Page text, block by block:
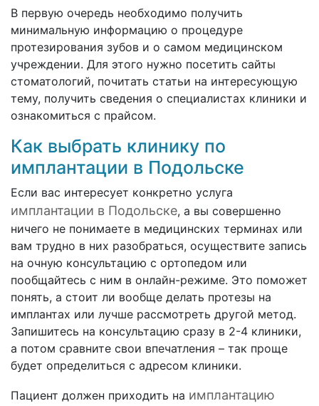
В первую очередь необходимо получить
минимальную информацию о процедуре
протезирования зубов и о самом медицинском
учреждении. Для этого нужно посетить сайты
стоматологий, почитать статьи на интересующую
тему, получить сведения о специалистах клиники и
ознакомиться с прайсом.
Как выбрать клинику по
имплантации в Подольске
Если вас интересует конкретно услуга
имплантации в Подольске, а вы совершенно
ничего не понимаете в медицинских терминах или
вам трудно в них разобраться, осуществите запись
на очную консультацию с ортопедом или
пообщайтесь с ним в онлайн-режиме. Это поможет
понять, а стоит ли вообще делать протезы на
имплантах или лучше рассмотреть другой метод.
Запишитесь на консультацию сразу в 2-4 клиники,
а потом сравните свои впечатления – так проще
будет определиться с адресом клиники.
Пациент должен приходить на имплантацию